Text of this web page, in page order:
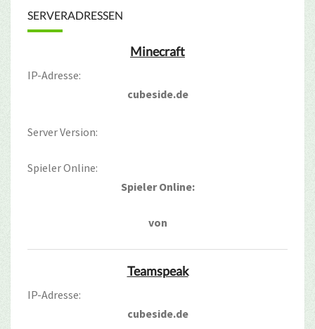
SERVERADRESSEN
Minecraft
IP-Adresse:
cubeside.de
Server Version:
Spieler Online:
Spieler Online:
von
Teamspeak
IP-Adresse:
cubeside.de